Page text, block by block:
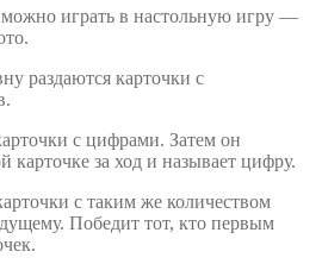
играть в настольную игру —
раздаются карточки с
с цифрами. Затем он
карточке за ход и называет цифру.
с таким же количеством
Победит тот, кто первым